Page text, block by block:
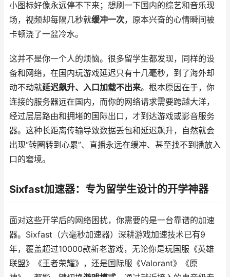
小图标好像永远停不下来；想刷一下国内的综艺和音乐现
场，视频却每隔几秒就缓冲一次，原本兴奋的心情瞬间被
卡顿浇了一盆冷水。
这并不是你一个人的烦恼。很多留学生都发现，同样的设
备和网络，在国内玩游戏延迟只有十几毫秒，到了海外却
动不动就延迟飙升、入口加载不出来。根本原因在于，你
连接的服务器远在国内，而你的网络请求需要跨越大洋，
经过层层路由和拥堵的国际出口，才到达游戏或影音服务
器。这种长距离传输导致数据丢包和延迟飙升，自然就会
出现“转圈转到心累”、直播永远在缓冲、甚至找不到播放入
口的窘境。
Sixfast加速器：专为留学生设计的开学神器
面对这些开学后的网络困扰，你需要的是一台靠谱的加速
器。Sixfast（六毫秒加速器）深耕游戏加速技术已有9
年，覆盖超过10000款新老游戏，无论你是玩国服《英雄
联盟》《王者荣耀》，还是国际服《Valorant》《原